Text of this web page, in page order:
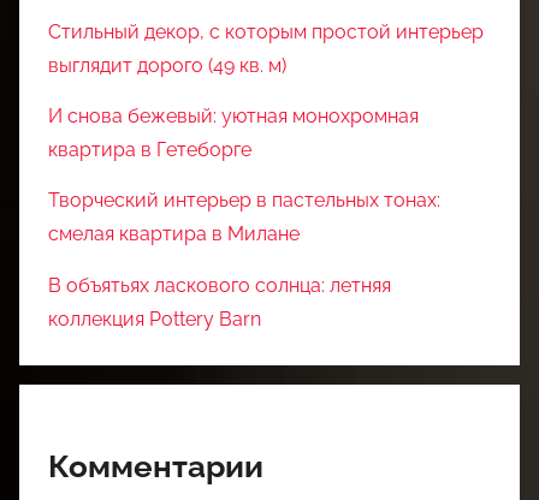
Стильный декор, с которым простой интерьер
выглядит дорого (49 кв. м)
И снова бежевый: уютная монохромная
квартира в Гетеборге
Творческий интерьер в пастельных тонах:
смелая квартира в Милане
В объятьях ласкового солнца: летняя
коллекция Pottery Barn
Комментарии